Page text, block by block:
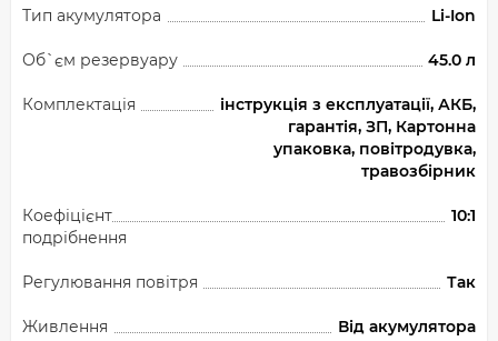
Тип акумулятора Li-Ion
Об`єм резервуару 45.0 л
Комплектація
інструкція з експлуатації, АКБ,
гарантія, ЗП, Картонна
упаковка, повітродувка,
травозбірник
Коефіцієнт
подрібнення
10:1
Регулювання повітря Так
Живлення Від акумулятора